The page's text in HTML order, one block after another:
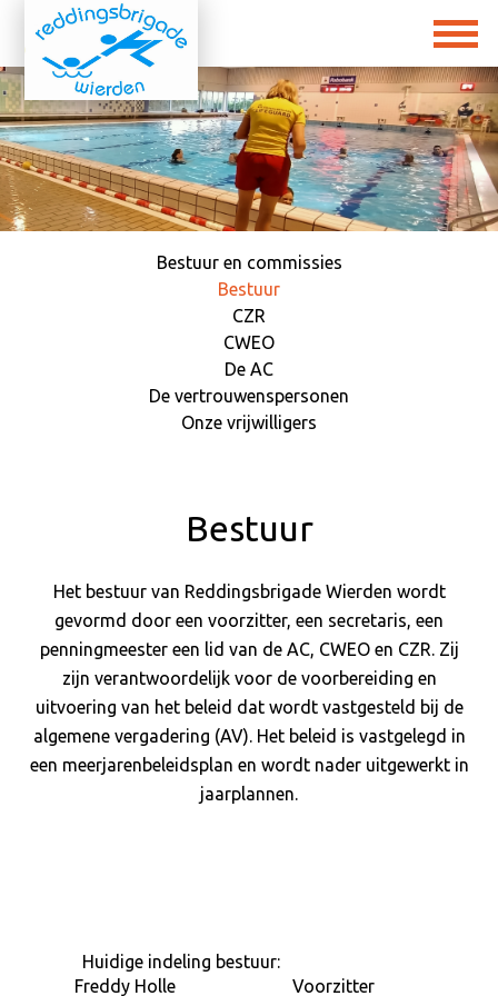
Bestuur en commissies
Bestuur
CZR
CWEO
De AC
De vertrouwenspersonen
Onze vrijwilligers
Bestuur
Het bestuur van Reddingsbrigade Wierden wordt
gevormd door een voorzitter, een secretaris, een
penningmeester een lid van de AC, CWEO en CZR. Zij
zijn verantwoordelijk voor de voorbereiding en
uitvoering van het beleid dat wordt vastgesteld bij de
algemene vergadering (AV). Het beleid is vastgelegd in
een meerjarenbeleidsplan en wordt nader uitgewerkt in
jaarplannen.
Huidige indeling bestuur:
Freddy Holle
Voorzitter